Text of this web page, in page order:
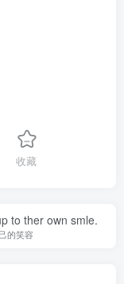
收藏
to ther own smle.
的笑容